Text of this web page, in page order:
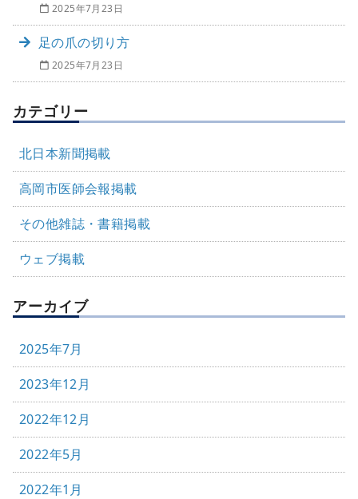
2025年7月23日
足の爪の切り方
2025年7月23日
カテゴリー
北日本新聞掲載
高岡市医師会報掲載
その他雑誌・書籍掲載
ウェブ掲載
アーカイブ
2025年7月
2023年12月
2022年12月
2022年5月
2022年1月